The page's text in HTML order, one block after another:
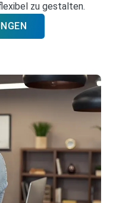
zu gestalten.